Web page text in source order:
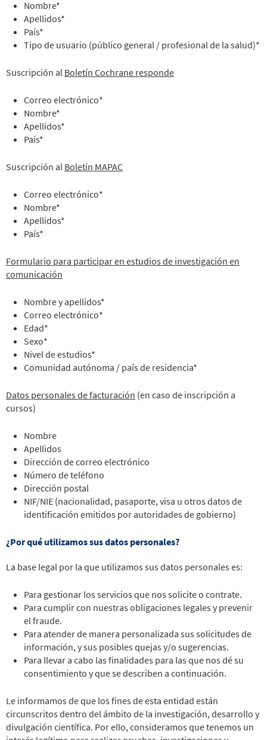
Nombre*
Apellidos*
País*
Tipo de usuario (público general / profesional de la salud)*
Suscripción al Boletín Cochrane responde
Correo electrónico*
Nombre*
Apellidos*
País*
Suscripción al Boletín MAPAC
Correo electrónico*
Nombre*
Apellidos*
País*
Formulario para participar en estudios de investigación en
comunicación
Nombre y apellidos*
Correo electrónico*
Edad*
Sexo*
Nivel de estudios*
Comunidad autónoma / país de residencia*
Datos personales de facturación (en caso de inscripción a
cursos)
Nombre
Apellidos
Dirección de correo electrónico
Número de teléfono
Dirección postal
NIF/NIE (nacionalidad, pasaporte, visa u otros datos de
identificación emitidos por autoridades de gobierno)
¿Por qué utilizamos sus datos personales?
La base legal por la que utilizamos sus datos personales es:
Para gestionar los servicios que nos solicite o contrate.
Para cumplir con nuestras obligaciones legales y prevenir
el fraude.
Para atender de manera personalizada sus solicitudes de
información, y sus posibles quejas y/o sugerencias.
Para llevar a cabo las finalidades para las que nos dé su
consentimiento y que se describen a continuación.
Le informamos de que los fines de esta entidad están
circunscritos dentro del ámbito de la investigación, desarrollo y
divulgación científica. Por ello, consideramos que tenemos un